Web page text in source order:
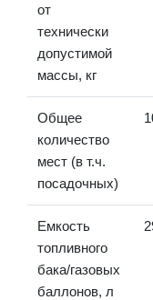
от
технически
допустимой
массы, кг
Общее
количество
мест (в т.ч.
посадочных)
Емкость
топливного
бака/газовых
баллонов, л